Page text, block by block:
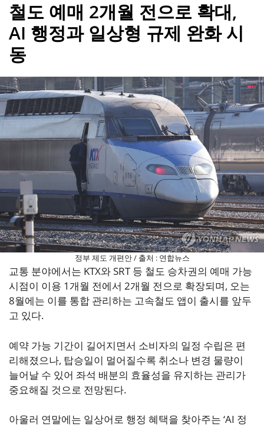
철도 예매 2개월 전으로 확대,
AI 행정과 일상형 규제 완화 시
동
정부 제도 개편안 / 출처 : 연합뉴스
교통 분야에서는 KTX와 SRT 등 철도 승차권의 예매 가능
시점이 이용 1개월 전에서 2개월 전으로 확장되며, 오는
8월에는 이를 통합 관리하는 고속철도 앱이 출시를 앞두
고 있다.
예약 가능 기간이 길어지면서 소비자의 일정 수립은 편
리해졌으나, 탑승일이 멀어질수록 취소나 변경 물량이
늘어날 수 있어 좌석 배분의 효율성을 유지하는 관리가
중요해질 것으로 전망된다.
아울러 연말에는 일상어로 행정 혜택을 찾아주는 ‘AI 정